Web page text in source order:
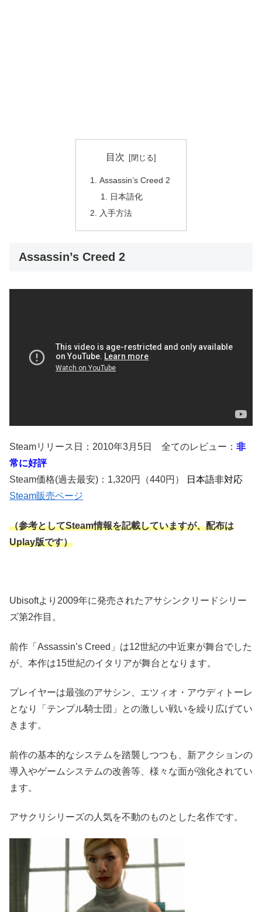
目次
Assassin’s Creed 2
日本語化
入手方法
Assassin’s Creed 2
Steamリリース日：2010年3月5日 全てのレビュー： 非
常に好評
Steam価格(過去最安)：1,320円（440円）
日本語非対応
Steam販売ページ
（参考としてSteam情報を記載していますが、配布は
Uplay版です）
Ubisoftより2009年に発売されたアサシンクリードシリー
ズ第2作目。
前作「Assassin’s Creed」は12世紀の中近東が舞台でした
が、本作は15世紀のイタリアが舞台となります。
プレイヤーは最強のアサシン、エツィオ・アウディトーレ
となり「テンプル騎士団」との激しい戦いを繰り広げてい
きます。
前作の基本的なシステムを踏襲しつつも、新アクションの
導入やゲームシステムの改善等、様々な面が強化されてい
ます。
アサクリシリーズの人気を不動のものとした名作です。